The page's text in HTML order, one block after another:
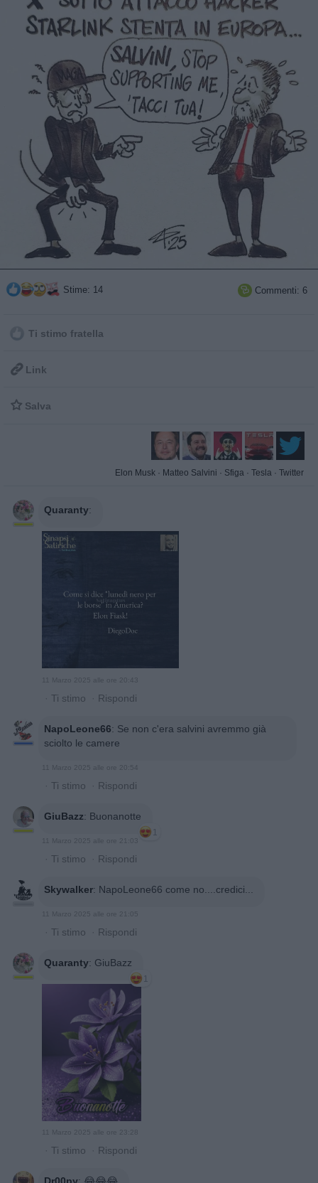
Stime: 14  Commenti: 6
Ti stimo fratella
 Link
 Salva
Elon Musk · Matteo Salvini · Sfiga · Tesla · Twitter
Quaranty:
11 Marzo 2025 alle ore 20:43
· Ti stimo · Rispondi
NapoLeone66: Se non c'era salvini avremmo già
sciolto le camere
11 Marzo 2025 alle ore 20:54
· Ti stimo · Rispondi
GiuBazz: Buonanotte
1
11 Marzo 2025 alle ore 21:03
· Ti stimo · Rispondi
Skywalker: NapoLeone66 come no....credici...
11 Marzo 2025 alle ore 21:05
· Ti stimo · Rispondi
Quaranty: GiuBazz
1
11 Marzo 2025 alle ore 23:28
· Ti stimo · Rispondi